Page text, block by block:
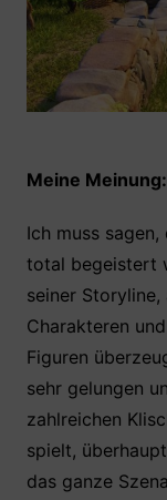
Meine Meinung:
Ich muss
total begeistert
seiner
Charakteren
Figuren
sehr gelungen
zahlreichen
spielt,
das ganze